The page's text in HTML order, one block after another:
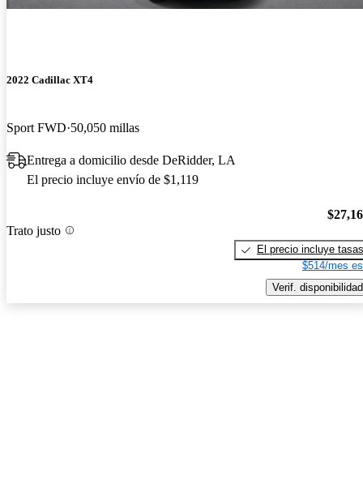
2022 Cadillac XT4
Sport FWD 50,050 millas
Entrega a domicilio desde DeRidder, LA
El precio incluye envío de $1,119
Trato justo
El precio incluye tasas
$514/mes
Verif. disponibilidad